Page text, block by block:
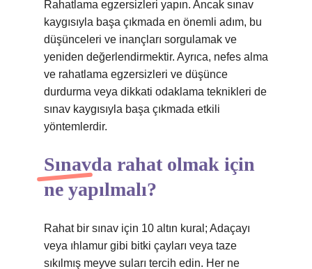
Rahatlama egzersizleri yapın. Ancak sınav
kaygısıyla başa çıkmada en önemli adım, bu
düşünceleri ve inançları sorgulamak ve
yeniden değerlendirmektir. Ayrıca, nefes alma
ve rahatlama egzersizleri ve düşünce
durdurma veya dikkati odaklama teknikleri de
sınav kaygısıyla başa çıkmada etkili
yöntemlerdir.
Sınavda rahat olmak için
ne yapılmalı?
Rahat bir sınav için 10 altın kural; Adaçayı
veya ıhlamur gibi bitki çayları veya taze
sıkılmış meyve suları tercih edin. Her ne